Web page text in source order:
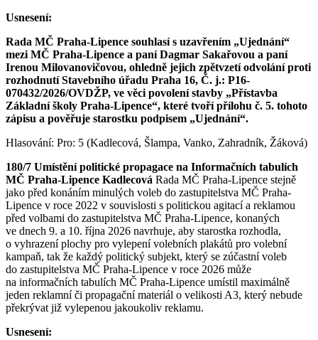
Usnesení:
Rada MČ Praha-Lipence souhlasí s uzavřením „Ujednání“
mezi MČ Praha-Lipence a paní Dagmar Sakařovou a paní
Irenou Milovanovičovou, ohledně jejich zpětvzetí odvolání proti
rozhodnutí Stavebního úřadu Praha 16, Č. j.: P16-
070432/2026/OVDŽP, ve věci povolení stavby „Přístavba
Základní školy Praha-Lipence“, které tvoří přílohu č. 5. tohoto
zápisu a pověřuje starostku podpisem „Ujednání“.
Hlasování: Pro: 5 (Kadlecová, Šlampa, Vanko, Zahradník, Žáková)
180/7 Umístění politické propagace na Informačních tabulích
MČ Praha-Lipence Kadlecová Rada MČ Praha-Lipence stejně
jako před konáním minulých voleb do zastupitelstva MČ Praha-
Lipence v roce 2022 v souvislosti s politickou agitací a reklamou
před volbami do zastupitelstva MČ Praha-Lipence, konaných
ve dnech 9. a 10. října 2026 navrhuje, aby starostka rozhodla,
o vyhrazení plochy pro vylepení volebních plakátů pro volební
kampaň, tak že každý politický subjekt, který se zúčastní voleb
do zastupitelstva MČ Praha-Lipence v roce 2026 může
na informačních tabulích MČ Praha-Lipence umístil maximálně
jeden reklamní či propagační materiál o velikosti A3, který nebude
překrývat již vylepenou jakoukoliv reklamu.
Usnesení: